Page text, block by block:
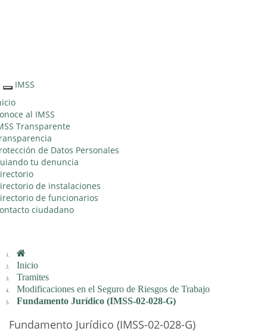
Interruptor
de
Navegación
IMSS
al IMSS
Transparente
de Datos Personales
tu denuncia
de instalaciones
de funcionarios
ciudadano
Inicio
Tramites
Modificaciones en el Seguro de Riesgos de Trabajo
Fundamento Jurídico (IMSS-02-028-G)
Fundamento Jurídico (IMSS-02-028-G)